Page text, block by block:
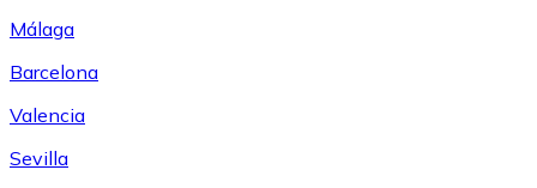
Málaga
Barcelona
Valencia
Sevilla